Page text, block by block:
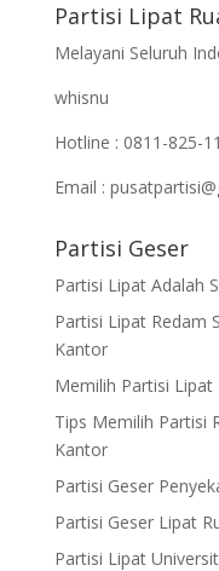
Partisi Lipat
Melayani Seluruh
whisnu
Hotline : 0811-825-
Email :
Partisi Geser
Partisi Lipat Adalah
Partisi Lipat Redam
Kantor
Memilih Partisi
Tips Memilih Partisi
Kantor
Partisi Geser
Partisi Geser Lipat
Partisi Lipat